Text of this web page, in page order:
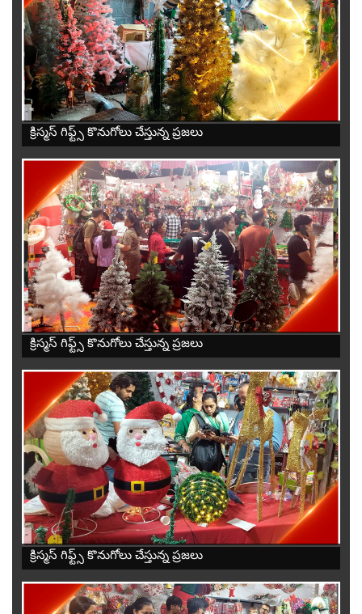
-
క్రిస్మస్ గిఫ్ట్స్ కొనుగోలు చేస్తున్న ప్రజలు
-
క్రిస్మస్ గిఫ్ట్స్ కొనుగోలు చేస్తున్న ప్రజలు
-
క్రిస్మస్ గిఫ్ట్స్ కొనుగోలు చేస్తున్న ప్రజలు